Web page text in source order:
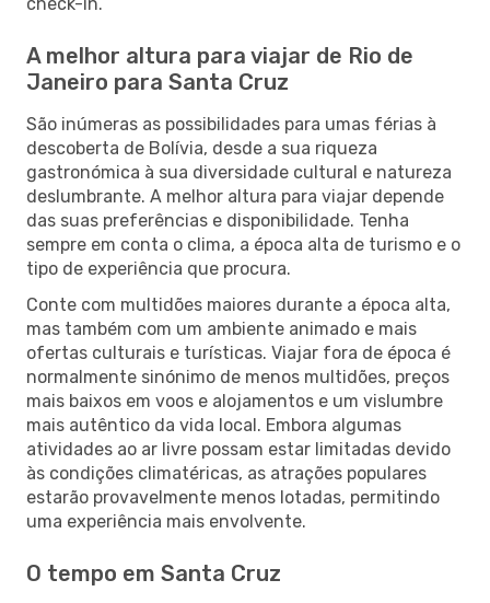
A melhor altura para viajar de Rio de
Janeiro para Santa Cruz
São inúmeras as possibilidades para umas férias à
descoberta de Bolívia, desde a sua riqueza
gastronómica à sua diversidade cultural e natureza
deslumbrante. A melhor altura para viajar depende
das suas preferências e disponibilidade. Tenha
sempre em conta o clima, a época alta de turismo e o
tipo de experiência que procura.
Conte com multidões maiores durante a época alta,
mas também com um ambiente animado e mais
ofertas culturais e turísticas. Viajar fora de época é
normalmente sinónimo de menos multidões, preços
mais baixos em voos e alojamentos e um vislumbre
mais autêntico da vida local. Embora algumas
atividades ao ar livre possam estar limitadas devido
às condições climatéricas, as atrações populares
estarão provavelmente menos lotadas, permitindo
uma experiência mais envolvente.
O tempo em Santa Cruz